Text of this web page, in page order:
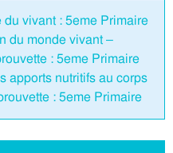
vivant : 5eme Primaire
du monde vivant –
: 5eme Primaire
apports nutritifs au corps
: 5eme Primaire